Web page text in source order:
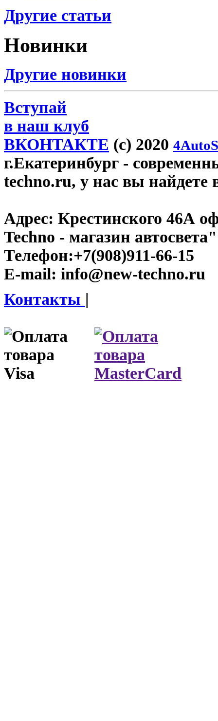
Другие статьи
Новинки
Другие новинки
Вступай
в наш клуб
ВКОНТАКТЕ (c) 2020
г.Екатеринбург -
techno.ru, у нас вы найдете
Адрес: Крестинского 46А
Techno - магазин автосвета"
Телефон:+7(908)911-66-15
E-mail: info@new-techno.ru
Контакты |